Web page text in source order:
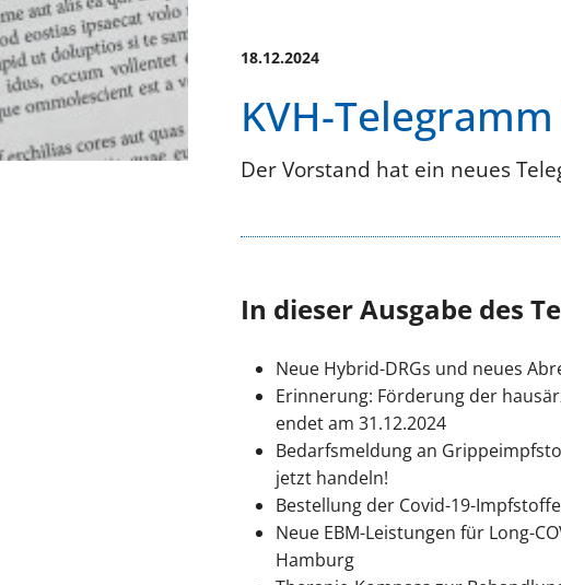
18.12.2024
KVH-
Der Vorstand hat ein neues
In dieser Ausgabe des
Neue Hybrid-DRGs und neues
Erinnerung: Förderung der
endet am 31.12.2024
Bedarfsmeldung an
jetzt handeln!
Bestellung der Covid-19-
Neue EBM-Leistungen für Long-
Hamburg